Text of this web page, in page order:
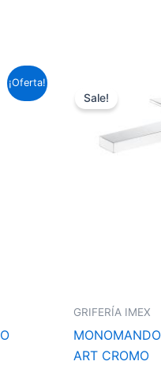
¡Oferta!
Sale!
GRIFERÍA IMEX
ART CROMO